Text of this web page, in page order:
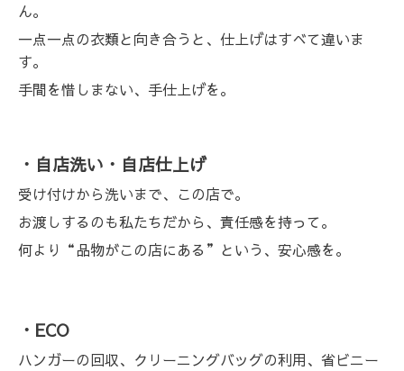
ん。
一点一点の衣類と向き合うと、仕上げはすべて違いま
す。
手間を惜しまない、手仕上げを。
・自店洗い・自店仕上げ
受け付けから洗いまで、この店で。
お渡しするのも私たちだから、責任感を持って。
何より“品物がこの店にある”という、安心感を。
・ECO
ハンガーの回収、クリーニングバッグの利用、省ビニー